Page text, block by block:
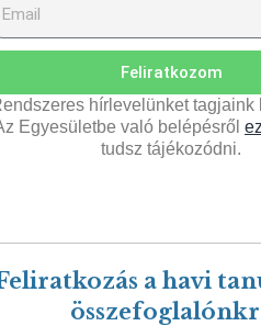
Feliratkozom
hírlevelünket tagjaink
Egyesületbe való belépésről
tudsz tájékozódni.
a havi